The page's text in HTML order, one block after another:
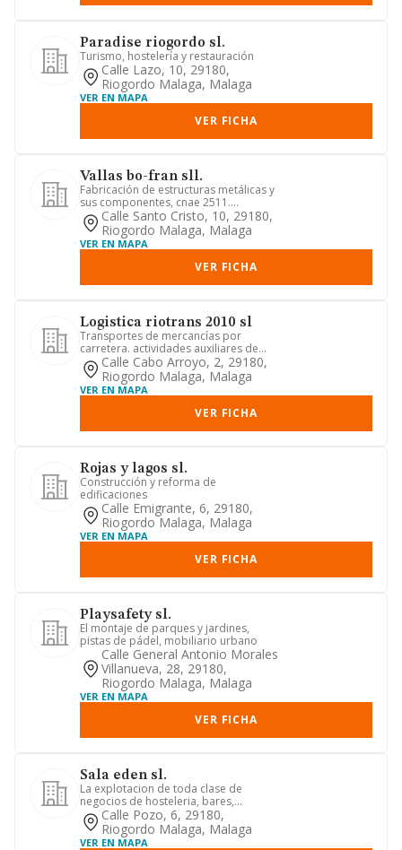
Paradise riogordo sl.
Turismo, hostelería y restauración
Calle Lazo, 10, 29180,
Riogordo Malaga, Malaga
VER EN MAPA
VER FICHA
Vallas bo-fran sll.
Fabricación de estructuras metálicas y
sus componentes, cnae 2511.
fabricación de carpintería metál...
Calle Santo Cristo, 10, 29180,
Riogordo Malaga, Malaga
VER EN MAPA
VER FICHA
Logistica riotrans 2010 sl
Transportes de mercancías por
carretera. actividades auxiliares de
transporte. si la ley exigiere p...
Calle Cabo Arroyo, 2, 29180,
Riogordo Malaga, Malaga
VER EN MAPA
VER FICHA
Rojas y lagos sl.
Construcción y reforma de
edificaciones
Calle Emigrante, 6, 29180,
Riogordo Malaga, Malaga
VER EN MAPA
VER FICHA
Playsafety sl.
El montaje de parques y jardines,
pistas de pádel, mobiliario urbano
Calle General Antonio Morales
Villanueva, 28, 29180,
Riogordo Malaga, Malaga
VER EN MAPA
VER FICHA
Sala eden sl.
La explotacion de toda clase de
negocios de hosteleria, bares,
restaurantes, cafeterias, heladerias...
Calle Pozo, 6, 29180,
Riogordo Malaga, Malaga
VER EN MAPA